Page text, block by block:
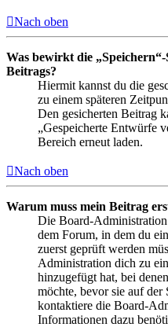
Nach oben
Was bewirkt die
Beitrags?
Hiermit kannst du die
zu einem späteren
Den gesicherten Beitrag
„Gespeicherte Entwürfe
Bereich erneut laden.
Nach oben
Warum muss mein Beitrag
Die Board-Administration
dem Forum, in dem du
zuerst geprüft werden
Administration dich zu
hinzugefügt hat, bei
möchte, bevor sie auf
kontaktiere die Board-
Informationen dazu